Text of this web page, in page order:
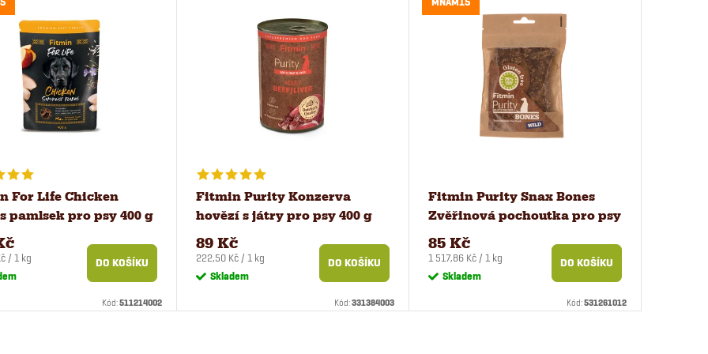
For Life Chicken
pamlsek pro psy 400 g
/ 1 kg DO KOŠÍKU
Kód:511214002
Fitmin Purity Konzerva
hovězí s játry pro psy 400 g
89 Kč
Měrná
cena:
222,50 Kč / 1 kg
Skladem
DO KOŠÍKU
Kód:331384003
Fitmin Purity Snax Bones
Zvěřinová pochoutka pro psy
2 ks
85 Kč
Měrná
cena:
1 517,86 Kč / 1 kg
Skladem
DO KOŠÍKU
Kód:531261012